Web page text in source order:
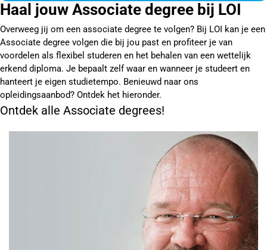
Haal jouw Associate degree bij LOI
Overweeg jij om een associate degree te volgen? Bij LOI kan je een
Associate degree volgen die bij jou past en profiteer je van
voordelen als flexibel studeren en het behalen van een wettelijk
erkend diploma. Je bepaalt zelf waar en wanneer je studeert en
hanteert je eigen studietempo. Benieuwd naar ons
opleidingsaanbod? Ontdek het hieronder.
Ontdek alle Associate degrees!